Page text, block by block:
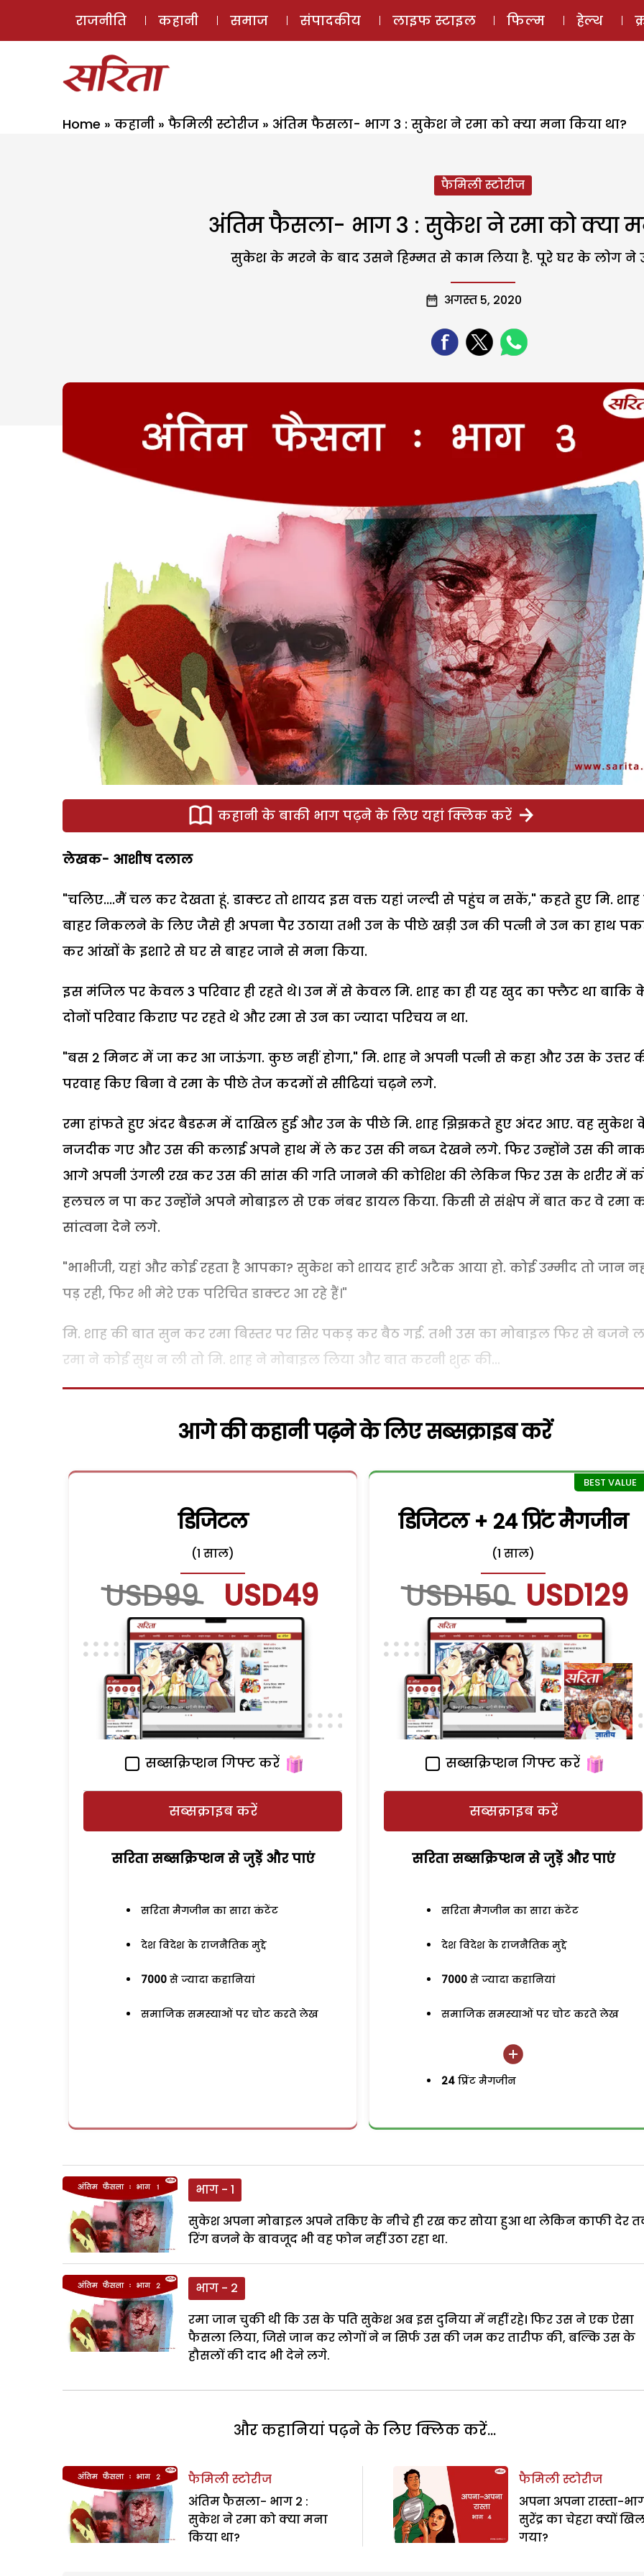
ई-मैगज़ीन
राजनीति कहानी समाज संपादकीय लाइफ स्टाइल फिल्म हेल्थ
Home » कहानी » फैमिली स्टोरीज » अंतिम फैसला- भाग 3 : सुकेश ने रमा को क्या मना किया था?
फैमिली स्टोरीज
अंतिम फैसला- भाग 3 : सुकेश ने रमा को क्या
सुकेश के मरने के बाद उसने हिम्मत से काम लिया है. पूरे घर के लोग ने
अगस्त 5, 2020
कहानी के बाकी भाग पढ़ने के लिए यहां क्लिक करें
लेखक- आशीष दलाल
"चलिए....मैं चल कर देखता हूं. डाक्टर तो शायद इस वक्त यहां जल्दी से पहुंच न सकें," कहते हुए मि.
बाहर निकलने के लिए जैसे ही अपना पैर उठाया तभी उन के पीछे खड़ी उन की पत्नी ने उन का हाथ
कर आंखों के इशारे से घर से बाहर जाने से मना किया.
इस मंजिल पर केवल 3 परिवार ही रहते थे। उन में से केवल मि. शाह का ही यह खुद का फ्लैट था बाकि
दोनों परिवार किराए पर रहते थे और रमा से उन का ज्यादा परिचय न था.
"बस 2 मिनट में जा कर आ जाऊंगा. कुछ नहीं होगा," मि. शाह ने अपनी पत्नी से कहा और उस के उत्तर
परवाह किए बिना वे रमा के पीछे तेज कदमों से सीढियां चढ़ने लगे.
रमा हांफते हुए अंदर बैडरूम में दाखिल हुई और उन के पीछे मि. शाह झिझकते हुए अंदर आए. वह सुकेश
नजदीक गए और उस की कलाई अपने हाथ में ले कर उस की नब्ज देखने लगे. फिर उन्होंने उस की
आगे अपनी उंगली रख कर उस की सांस की गति जानने की कोशिश की लेकिन फिर उस के शरीर में
हलचल न पा कर उन्होंने अपने मोबाइल से एक नंबर डायल किया. किसी से संक्षेप में बात कर वे रमा
सांत्वना देने लगे.
"भाभीजी, यहां और कोई रहता है आपका? सुकेश को शायद हार्ट अटैक आया हो. कोई उम्मीद तो जान
पड़ रही, फिर भी मेरे एक परिचित डाक्टर आ रहे हैं।"
मि. शाह की बात सुन कर रमा बिस्तर पर सिर पकड़ कर बैठ गई. तभी उस का मोबाइल फिर से बजने
रमा ने कोई सुध न ली तो मि. शाह ने मोबाइल लिया और बात करनी शुरू की...
आगे की कहानी पढ़ने के लिए सब्सक्राइब करें
डिजिटल
(1 साल)
USD99 USD49
सब्सक्रिप्शन गिफ्ट करें
सब्सक्राइब करें
सरिता सब्सक्रिप्शन से जुड़ेें और पाएं
सरिता मैगजीन का सारा कंटेंट
देश विदेश के राजनैतिक मुद्दे
7000 से ज्यादा कहानियां
समाजिक समस्याओं पर चोट करते लेख
डिजिटल + 24 प्रिंट मैगजीन
(1 साल)
USD150 USD129
सब्सक्रिप्शन गिफ्ट करें
सब्सक्राइब करें
सरिता सब्सक्रिप्शन से जुड़ेें और पाएं
सरिता मैगजीन का सारा कंटेंट
देश विदेश के राजनैतिक मुद्दे
7000 से ज्यादा कहानियां
समाजिक समस्याओं पर चोट करते लेख
24 प्रिंट मैगजीन
भाग - 1
सुकेश अपना मोबाइल अपने तकिए के नीचे ही रख कर सोया हुआ था लेकिन काफी देर
रिंग बजने के बावजूद भी वह फोन नहीं उठा रहा था.
भाग - 2
रमा जान चुकी थी कि उस के पति सुकेश अब इस दुनिया में नहीं रहे। फिर उस ने एक ऐसा
फैसला लिया, जिसे जान कर लोगों ने न सिर्फ उस की जम कर तारीफ की, बल्कि उस के
हौसलों की दाद भी देने लगे.
और कहानियां पढ़ने के लिए क्लिक करें...
फैमिली स्टोरीज
अंतिम फैसला- भाग 2 :
सुकेश ने रमा को क्या मना
किया था?
फैमिली स्टोरीज
अपना अपना रास्ता-
सुरेंद्र का चेहरा क्यों
गया?